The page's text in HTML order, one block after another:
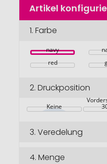
Anfang
Bildgalerie
Artikel
1. Farbe
navy
red
2. Druckposition
Keine
3. Veredelung
4. Menge